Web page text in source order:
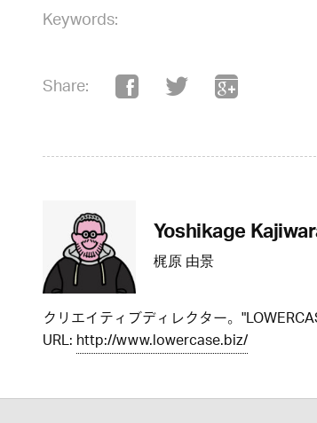
Keywords:
Share:
Yoshikage
梶原 由景
クリエイティブディレクター。
URL:http://www.lowercase.biz/